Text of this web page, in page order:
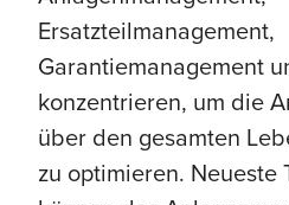
Ersatzteilmanagement,
Garantiemanagement
konzentrieren, um die
über den gesamten
zu optimieren. Neueste